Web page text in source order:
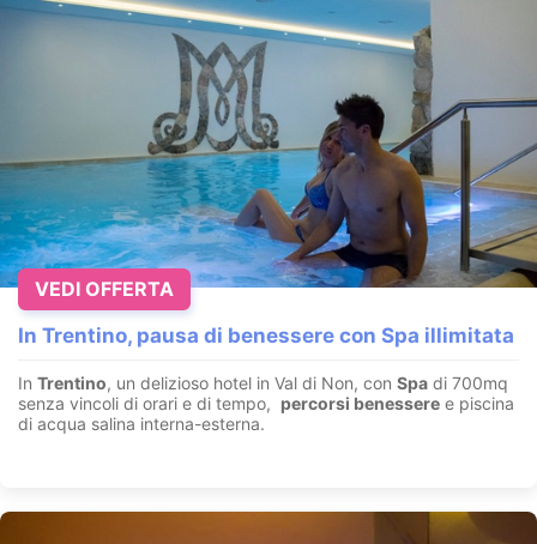
In Trentino, pausa di benessere con Spa illimitata
In Trentino, un delizioso hotel in Val di Non, con Spa di 700mq
senza vincoli di orari e di tempo, percorsi benessere e piscina
di acqua salina interna-esterna.
VEDI OFFERTA